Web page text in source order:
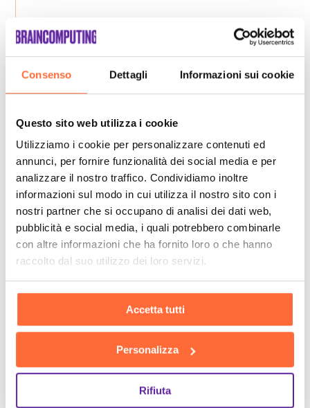
Consenso Dettagli Informazioni sui cookie
Questo sito web utilizza i cookie
Utilizziamo i cookie per personalizzare contenuti ed
annunci, per fornire funzionalità dei social media e per
analizzare il nostro traffico. Condividiamo inoltre
informazioni sul modo in cui utilizza il nostro sito con i
nostri partner che si occupano di analisi dei dati web,
pubblicità e social media, i quali potrebbero combinarle
con altre informazioni che ha fornito loro o che hanno
raccolto dal suo utilizzo dei loro servizi.
Accetta tutti
Personalizza
Rifiuta